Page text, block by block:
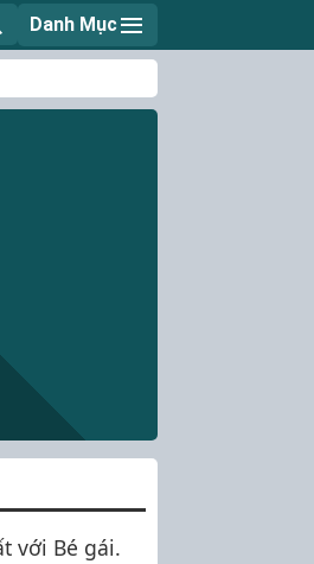
Danh Mục
với Bé gái.